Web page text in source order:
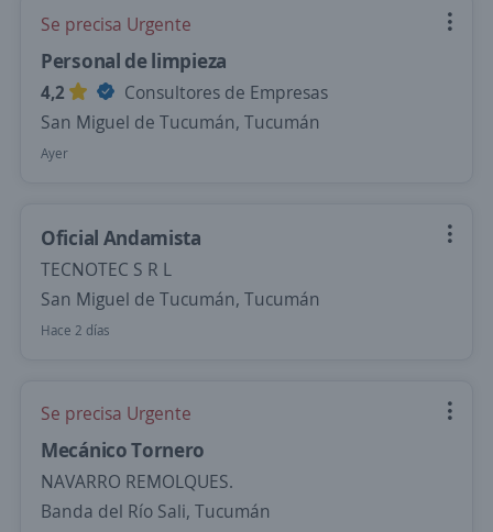
Se precisa Urgente
Personal de limpieza
4,2
Consultores de Empresas
San Miguel de Tucumán, Tucumán
Ayer
Oficial Andamista
TECNOTEC S R L
San Miguel de Tucumán, Tucumán
Hace 2 días
Se precisa Urgente
Mecánico Tornero
NAVARRO REMOLQUES.
Banda del Río Sali, Tucumán